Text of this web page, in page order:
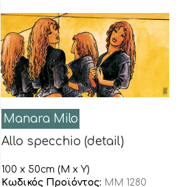
Manara Milo
Allo specchio (detail)
100 x 50cm (M x Y)
Κωδικός Προϊόντος: MM 1280